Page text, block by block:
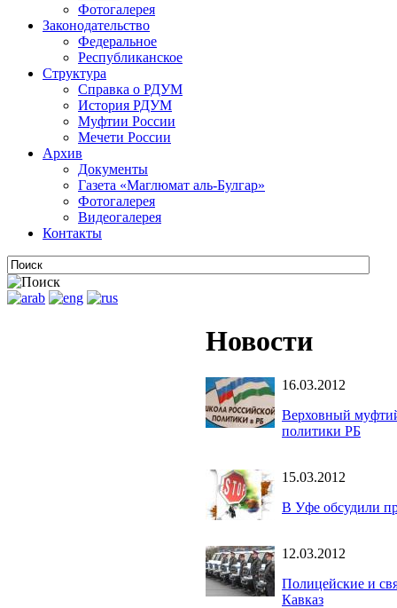
Фотогалерея
Законодательство
Федеральное
Республиканское
Структура
Справка о РДУМ
История РДУМ
Муфтии России
Мечети России
Архив
Документы
Газета «Маглюмат аль-Булгар»
Фотогалерея
Видеогалерея
Контакты
Новости
16.03.2012
Верховный
политики РБ
15.03.2012
В Уфе обсудили
12.03.2012
Полицейские и
Кавказ